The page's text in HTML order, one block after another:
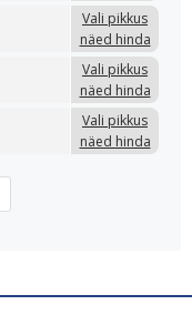
Vali pikkus
näed hinda
Vali pikkus
näed hinda
Vali pikkus
näed hinda